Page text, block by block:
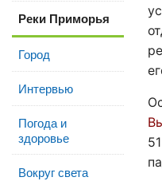
Реки Приморья
Город
Интервью
Погода и
здоровье
Вокруг света